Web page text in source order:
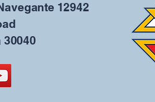
12942
30040